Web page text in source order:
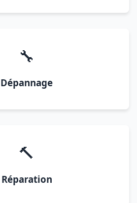
🔧
Dépannage
🔨
Réparation